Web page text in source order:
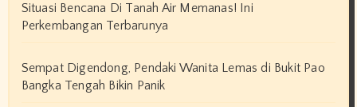
Situasi Bencana Di Tanah Air Memanas! Ini
Perkembangan Terbarunya
Sempat Digendong, Pendaki Wanita Lemas di Bukit Pao
Bangka Tengah Bikin Panik